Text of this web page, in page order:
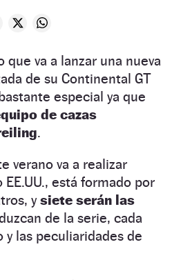
que va a lanzar una nueva
de su Continental GT
especial ya que
de cazas
.
verano va a realizar
está formado por
ysiete serán las
de la serie, cada
las peculiaridades de